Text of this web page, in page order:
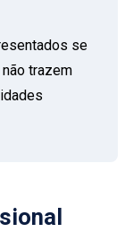
se
trazem